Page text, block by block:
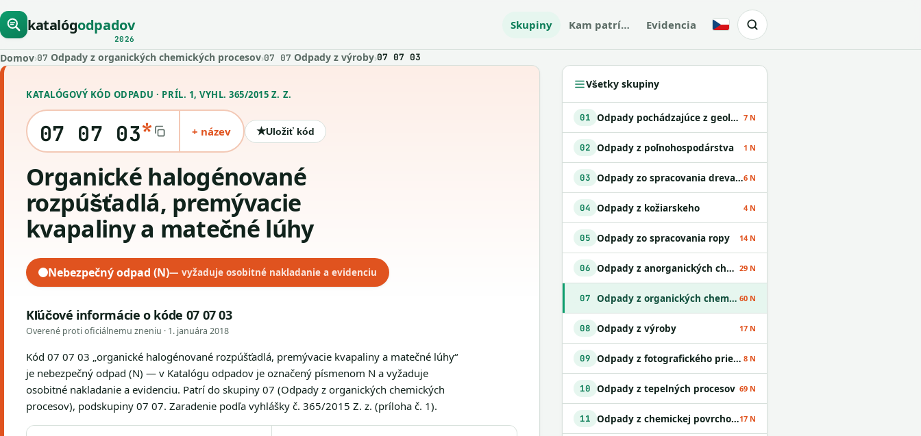
katalógodpadov
2026
Skupiny Kam patrí… Evidencia Česky
Domov›07 Odpady z organických chemických procesov›07 07 Odpady z výroby›07 07 03
KATALÓGOVÝ KÓD ODPADU · PRÍL. 1, VYHL. 365/2015 Z. Z.
07 07 03* + název ★Uložiť kód
organické halogénované
rozpúšťadlá, premývacie
kvapaliny a matečné lúhy
Nebezpečný odpad (N)— vyžaduje osobitné nakladanie a evidenciu
Kľúčové informácie o kóde 07 07 03
Overené proti oficiálnemu zneniu · 1. januára 2018
Kód 07 07 03 „organické halogénované rozpúšťadlá, premývacie kvapaliny a matečné lúhy“
je nebezpečný odpad (N) — v Katalógu odpadov je označený písmenom N a vyžaduje
osobitné nakladanie a evidenciu. Patrí do skupiny 07 (Odpady z organických chemických
procesov), podskupiny 07 07. Zaradenie podľa vyhlášky č. 365/2015 Z. z. (príloha č. 1).
Všetky skupiny
01 Odpady pochádzajúce z geologického prieskumu 7 N
02 Odpady z poľnohospodárstva 1 N
03 Odpady zo spracovania dreva a z výroby papiera6 N
04 Odpady z kožiarskeho 4 N
05 Odpady zo spracovania ropy 14 N
06 Odpady z anorganických chemických procesov 29 N
07 Odpady z organických chemických procesov 60 N
08 Odpady z výroby 17 N
09 Odpady z fotografického priemyslu 8 N
10 Odpady z tepelných procesov 69 N
11 Odpady z chemickej povrchovej úpravy kovov a nanášania kovov a iných materiálov; odpady z hydrometalurgie neželezných kovov17 N